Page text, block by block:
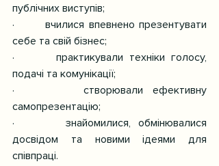
публічних виступів;
·       вчилися впевнено презентувати
себе та свій бізнес;
·       практикували техніки голосу,
подачі та комунікації;
·       створювали ефективну
самопрезентацію;
·       знайомилися, обмінювалися
досвідом та новими ідеями для
співпраці.